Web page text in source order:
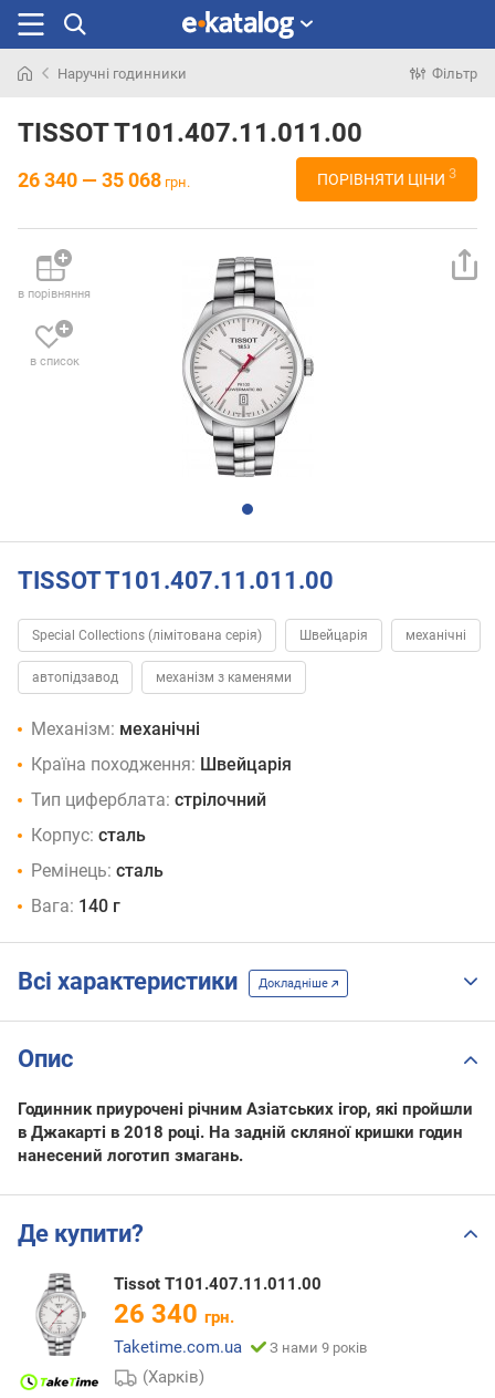
раніше
Наручні годинники Фільтр
TISSOT T101.407.11.011.00
26 340 — 35 068 грн. ПОРІВНЯТИ ЦІНИ 3
в порівняння
в список
TISSOT T101.407.11.011.00
Special Collections (лімітована серія) Швейцарія механічні
автопідзавод механізм з каменями
Механізм: механічні
Країна походження: Швейцарія
Тип циферблата: стрілочний
Корпус: сталь
Ремінець: сталь
Вага: 140 г
Всі характеристики Докладніше
Опис
Годинник приурочені річним Азіатських ігор, які пройшли
в Джакарті в 2018 році. На задній скляної кришки годин
нанесений логотип змагань.
Де купити?
Tissot T101.407.11.011.00
26 340 грн.
Taketime.com.ua
З нами 9 років
(Харків)